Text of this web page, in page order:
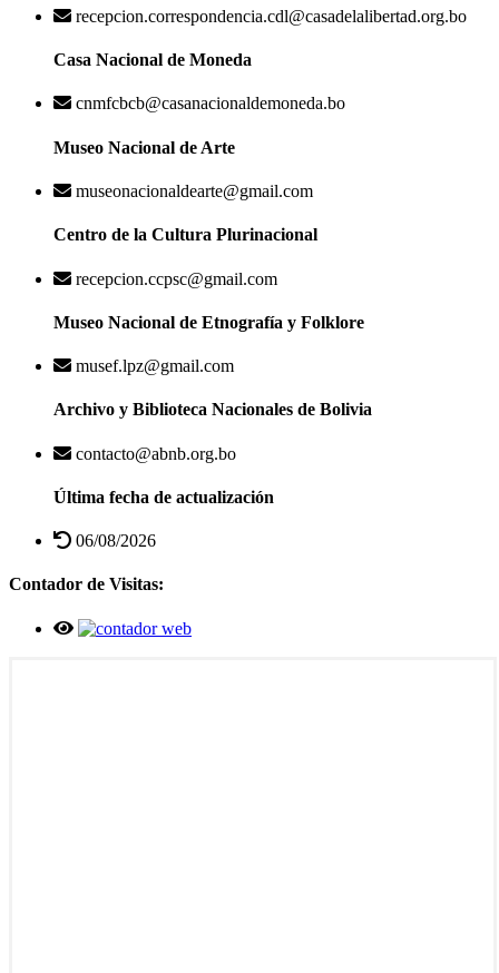
recepcion.correspondencia.cdl@casadelalibertad.org.bo
Casa Nacional de Moneda
cnmfcbcb@casanacionaldemoneda.bo
Museo Nacional de Arte
museonacionaldearte@gmail.com
Centro de la Cultura Plurinacional
recepcion.ccpsc@gmail.com
Museo Nacional de Etnografía y Folklore
musef.lpz@gmail.com
Archivo y Biblioteca Nacionales de Bolivia
contacto@abnb.org.bo
Última fecha de actualización
06/08/2026
Contador de Visitas: